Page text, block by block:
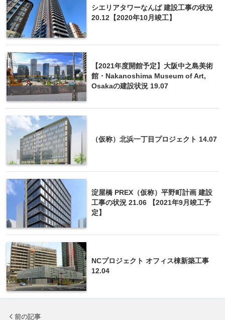
シエリアタワーなんば 建設工事の状況
20.12【2020年10月竣工】
【2021年度開館予定】大阪中之島美術
館・Nakanoshima Museum of Art,
Osakaの建設状況 19.07
（仮称）北浜一丁目プロジェクト 14.07
淀屋橋 PREX（仮称）平野町計画 建設
工事の状況 21.06 【2021年9月竣工予
定】
NCプロジェクト オフィス棟新築工事
12.04
前の記事